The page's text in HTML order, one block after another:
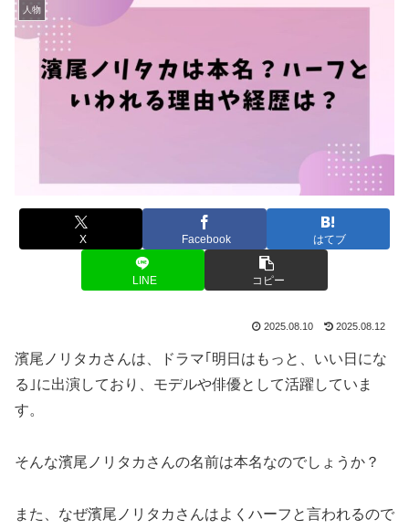
人物
X Facebook はてブ
LINE コピー
2025.08.10 2025.08.12
濱尾ノリタカさんは、ドラマ｢明日はもっと、いい日にな
る｣に出演しており、モデルや俳優として活躍していま
す。
そんな濱尾ノリタカさんの名前は本名なのでしょうか？
また、なぜ濱尾ノリタカさんはよくハーフと言われるので